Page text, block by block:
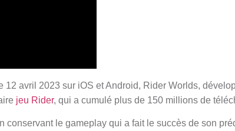
12 avril 2023 sur iOS et Android, Rider Worlds,
jeu Rider, qui a cumulé plus de 150 millions de
conservant le gameplay qui a fait le succès de son